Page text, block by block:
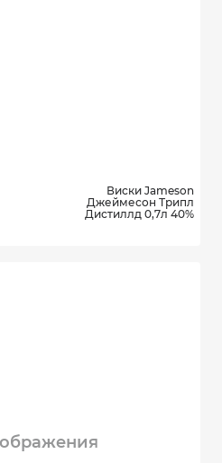
Виски Jameson
Джеймесон Трипл
Дистиллд 0,7л 40%